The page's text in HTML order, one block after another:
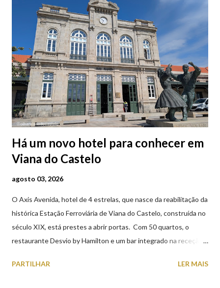
Há um novo hotel para conhecer em
Viana do Castelo
agosto 03, 2026
O Axis Avenida, hotel de 4 estrelas, que nasce da reabilitação da
histórica Estação Ferroviária de Viana do Castelo, construída no
século XIX, está prestes a abrir portas. Com 50 quartos, o
restaurante Desvio by Hamilton e um bar integrado na receção,
peças históricas cedidas pela IP Património que homenageiam a
PARTILHAR LER MAIS